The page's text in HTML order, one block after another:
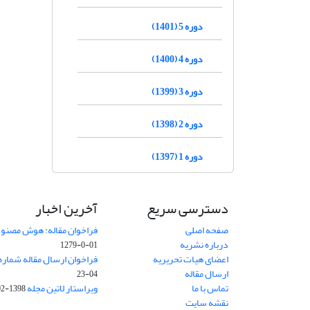
دوره 5 (1401)
دوره 4 (1400)
دوره 3 (1399)
دوره 2 (1398)
دوره 1 (1397)
دسترسی سریع
صفحه اصلی
درباره نشریه
اعضای هیات تحریریه
ارسال مقاله
تماس با ما
نقشه سایت
آخرین اخبار
فراخوان مقاله: هوش
01-0-1279
فراخوان ارسال مقاله شماره
04-23
ویراستار لاتین مجله1398-02-30